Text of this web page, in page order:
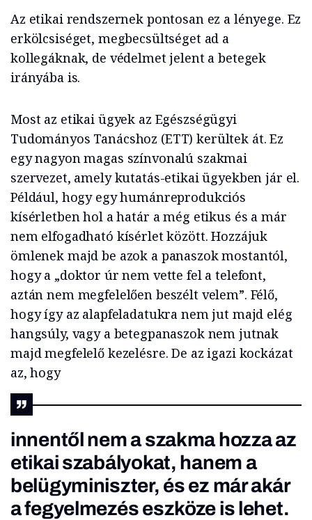
Az etikai rendszernek pontosan ez a lényege. Ez
erkölcsiséget, megbecsültséget ad a
kollegáknak, de védelmet jelent a betegek
irányába is.
Most az etikai ügyek az Egészségügyi
Tudományos Tanácshoz (ETT) kerültek át. Ez
egy nagyon magas színvonalú szakmai
szervezet, amely kutatás-etikai ügyekben jár el.
Például, hogy egy humánreprodukciós
kísérletben hol a határ a még etikus és a már
nem elfogadható kísérlet között. Hozzájuk
ömlenek majd be azok a panaszok mostantól,
hogy a „doktor úr nem vette fel a telefont,
aztán nem megfelelően beszélt velem”. Félő,
hogy így az alapfeladatukra nem jut majd elég
hangsúly, vagy a betegpanaszok nem jutnak
majd megfelelő kezelésre. De az igazi kockázat
az, hogy
innentől nem a szakma hozza az
etikai szabályokat, hanem a
belügyminiszter, és ez már akár
a fegyelmezés eszköze is lehet.